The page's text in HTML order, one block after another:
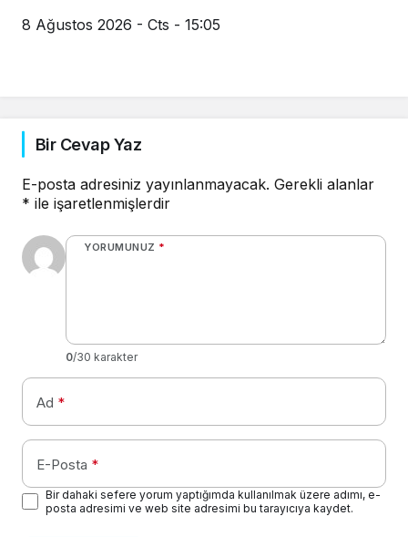
8 Ağustos 2026 - Cts - 15:05
Bir Cevap Yaz
E-posta adresiniz yayınlanmayacak. Gerekli alanlar
* ile işaretlenmişlerdir
YORUMUNUZ *
0/30 karakter
Ad *
E-Posta *
Bir dahaki sefere yorum yaptığımda kullanılmak üzere adımı, e-
posta adresimi ve web site adresimi bu tarayıcıya kaydet.